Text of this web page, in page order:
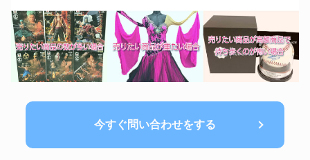
今すぐ問い合わせをする